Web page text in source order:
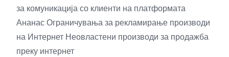
за комуникација со клиенти на платформата
АнанасОграничувања за рекламирање производи
на Интернет Неовластени производи за продажба
преку интернет